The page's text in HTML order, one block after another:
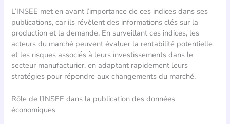
L’INSEE met en avant l’importance de ces indices dans ses
publications, car ils révèlent des informations clés sur la
production et la demande. En surveillant ces indices, les
acteurs du marché peuvent évaluer la rentabilité potentielle
et les risques associés à leurs investissements dans le
secteur manufacturier, en adaptant rapidement leurs
stratégies pour répondre aux changements du marché.
Rôle de l’INSEE dans la publication des données
économiques